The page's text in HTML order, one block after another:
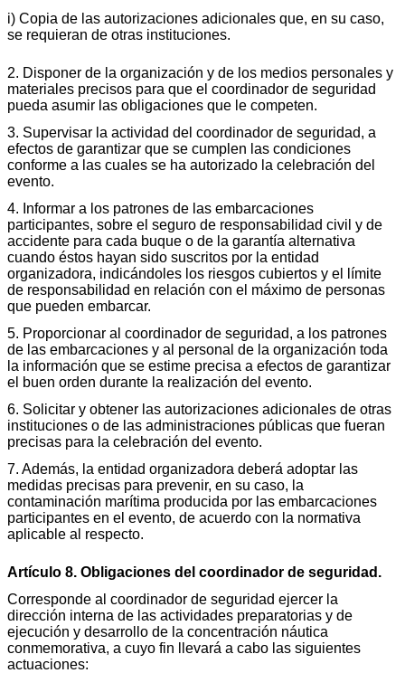
i) Copia de las autorizaciones adicionales que, en su caso,
se requieran de otras instituciones.
2. Disponer de la organización y de los medios personales y
materiales precisos para que el coordinador de seguridad
pueda asumir las obligaciones que le competen.
3. Supervisar la actividad del coordinador de seguridad, a
efectos de garantizar que se cumplen las condiciones
conforme a las cuales se ha autorizado la celebración del
evento.
4. Informar a los patrones de las embarcaciones
participantes, sobre el seguro de responsabilidad civil y de
accidente para cada buque o de la garantía alternativa
cuando éstos hayan sido suscritos por la entidad
organizadora, indicándoles los riesgos cubiertos y el límite
de responsabilidad en relación con el máximo de personas
que pueden embarcar.
5. Proporcionar al coordinador de seguridad, a los patrones
de las embarcaciones y al personal de la organización toda
la información que se estime precisa a efectos de garantizar
el buen orden durante la realización del evento.
6. Solicitar y obtener las autorizaciones adicionales de otras
instituciones o de las administraciones públicas que fueran
precisas para la celebración del evento.
7. Además, la entidad organizadora deberá adoptar las
medidas precisas para prevenir, en su caso, la
contaminación marítima producida por las embarcaciones
participantes en el evento, de acuerdo con la normativa
aplicable al respecto.
Artículo 8. Obligaciones del coordinador de seguridad.
Corresponde al coordinador de seguridad ejercer la
dirección interna de las actividades preparatorias y de
ejecución y desarrollo de la concentración náutica
conmemorativa, a cuyo fin llevará a cabo las siguientes
actuaciones: